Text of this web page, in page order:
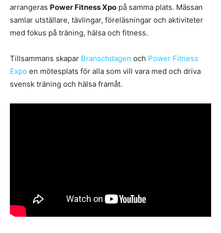
arrangeras Power Fitness Xpo på samma plats. Mässan
samlar utställare, tävlingar, föreläsningar och aktiviteter
med fokus på träning, hälsa och fitness.
Tillsammans skapar Branschdagen och Power Fitness
Expo en mötesplats för alla som vill vara med och driva
svensk träning och hälsa framåt.